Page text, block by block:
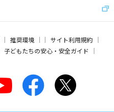
推奨環境
サイト利用規約
子どもたちの安心・安全ガイド